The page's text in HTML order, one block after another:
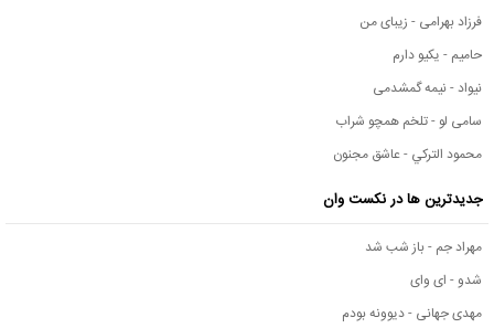
فرزاد بهرامی - زیبای من
حامیم - یکیو دارم
نیواد - نیمه گمشدمی
سامی لو - تلخم همچو شراب
محمود التركي - عاشق مجنون
جدیدترین ها در نکست وان
مهراد جم - باز شب شد
شدو - ای وای
مهدی جهانی - دیوونه بودم